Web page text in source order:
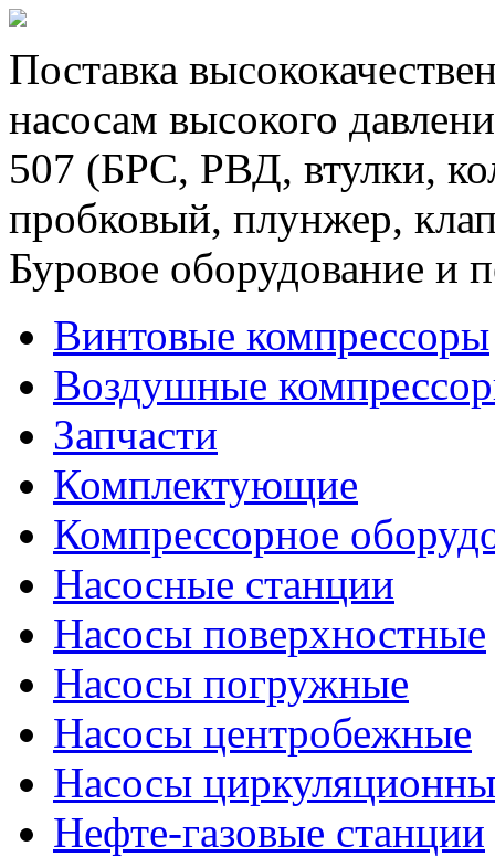
Поставка
насосам высокого
507 (БРС, РВД, втулки,
пробковый, плунжер,
Буровое оборудование и
Винтовые компрессоры
Воздушные
Запчасти
Комплектующие
Компрессорное
Насосные станции
Насосы поверхностные
Насосы погружные
Насосы центробежные
Насосы
Нефте-газовые станции